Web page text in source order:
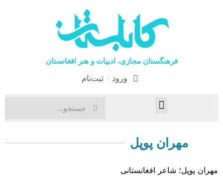
فرهنگستان مجازی، ادبیات و هنر افغانستان
ورود ثبت‌نام
مهران پوپل
مهران پوپل؛ شاعر افغانستانی